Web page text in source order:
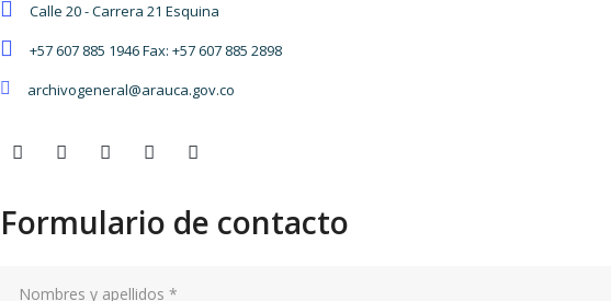
Calle 20 - Carrera 21 Esquina
+57 607 885 1946 Fax: +57 607 885 2898
archivogeneral@arauca.gov.co
Formulario de contacto